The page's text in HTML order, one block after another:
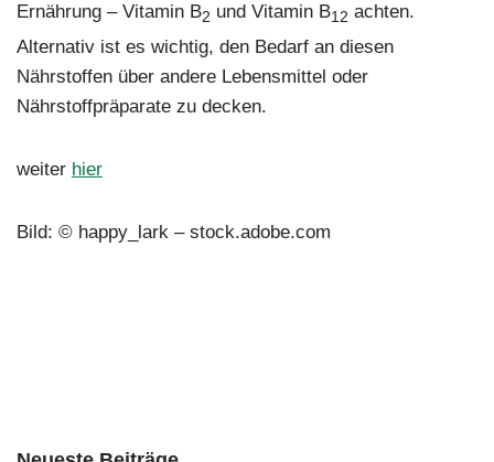
Ernährung – Vitamin B2 und Vitamin B12 achten.
Alternativ ist es wichtig, den Bedarf an diesen
Nährstoffen über andere Lebensmittel oder
Nährstoffpräparate zu decken.
weiter hier
Bild: © happy_lark – stock.adobe.com